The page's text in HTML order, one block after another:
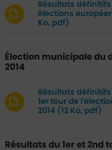
Résultats
élections
Ko, pdf)
Élection municipale du
2014
Résultats
1er tour de
2014 (12 Ko, pdf)
Résultats du 1er et 2nd